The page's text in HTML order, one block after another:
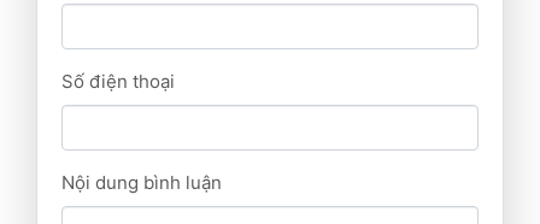
Số điện thoại
Nội dung bình luận